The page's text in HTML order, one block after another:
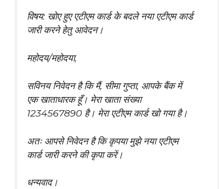
विषय: खोए हुए एटीएम कार्ड के बदले नया एटीएम कार्ड
जारी करने हेतु आवेदन।
महोदय/महोदया,
सविनय निवेदन है कि मैं, सीमा गुप्ता, आपके बैंक में
एक खाताधारक हूँ। मेरा खाता संख्या
1234567890 है। मेरा एटीएम कार्ड खो गया है।
अतः आपसे निवेदन है कि कृपया मुझे नया एटीएम
कार्ड जारी करने की कृपा करें।
धन्यवाद।